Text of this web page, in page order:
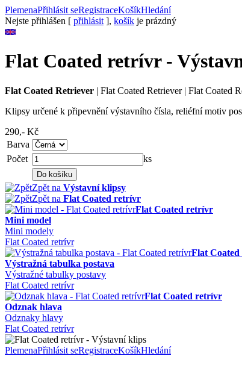
PlemenaPřihlásit seRegistraceKošíkHledání
Nejste přihlášen [ přihlásit ], košík je prázdný
Flat Coated retrívr -
Flat Coated Retriever | Flat Coated Retriever| Flat Coated
Klipsy určené k připevnění výstavního čísla, reliéfní motiv
290,- Kč
Barva
Počet
ks
Zpět na Výstavní klipsy
Zpět na Flat Coated retrívr
Flat Coated retrívr
Mini model
Mini modely
Flat Coated retrívr
Flat
Výstražná tabulka postava
Výstražné tabulky postavy
Flat Coated retrívr
Flat Coated retrívr
Odznak hlava
Odznaky hlavy
Flat Coated retrívr
PlemenaPřihlásit seRegistraceKošíkHledání